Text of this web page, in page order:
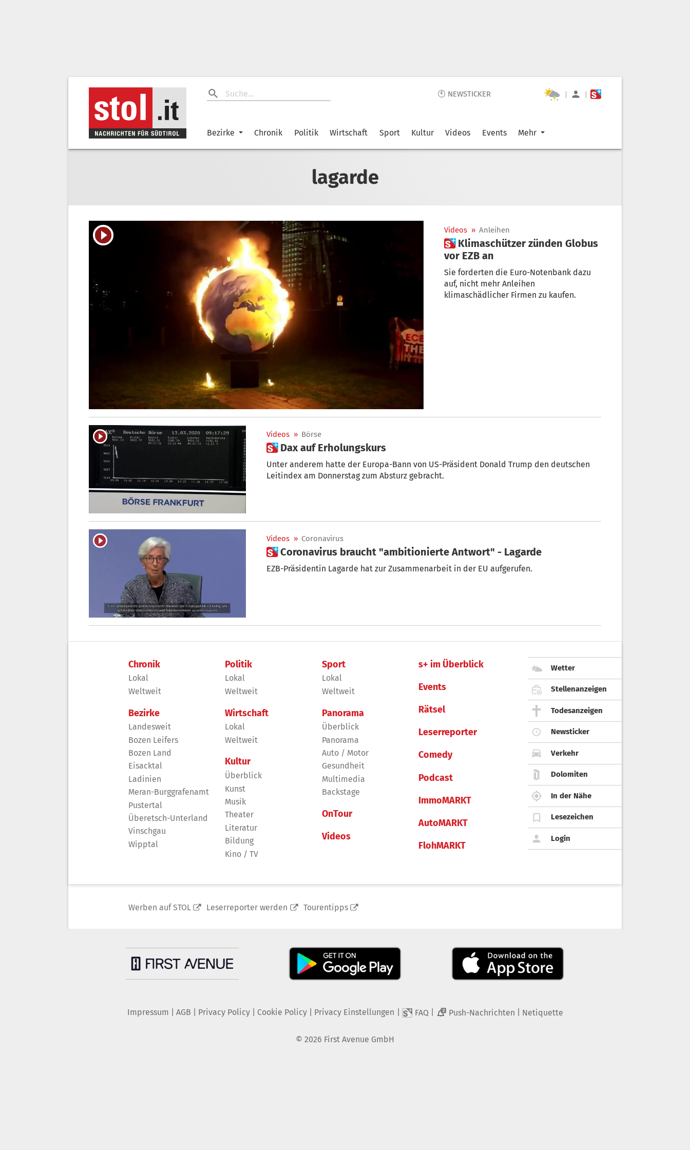
🕙 NEWSTICKER | |
Bezirke Chronik Politik Wirtschaft Sport Kultur Videos Events Mehr
lagarde
Videos » Anleihen
 Klimaschützer zünden Globus
vor EZB an
Sie forderten die Euro-Notenbank dazu
auf, nicht mehr Anleihen
klimaschädlicher Firmen zu kaufen.
Videos » Börse
 Dax auf Erholungskurs
Unter anderem hatte der Europa-Bann von US-Präsident Donald Trump den deutschen
Leitindex am Donnerstag zum Absturz gebracht.
Videos » Coronavirus
 Coronavirus braucht "ambitionierte Antwort" - Lagarde
EZB-Präsidentin Lagarde hat zur Zusammenarbeit in der EU aufgerufen.
Chronik
Lokal
Weltweit
Bezirke
Landesweit
Bozen Leifers
Bozen Land
Eisacktal
Ladinien
Meran-Burggrafenamt
Pustertal
Überetsch-Unterland
Vinschgau
Wipptal
Politik
Lokal
Weltweit
Wirtschaft
Lokal
Weltweit
Kultur
Überblick
Kunst
Musik
Theater
Literatur
Bildung
Kino / TV
Sport
Lokal
Weltweit
Panorama
Überblick
Panorama
Auto / Motor
Gesundheit
Multimedia
Backstage
OnTour
Videos
s+ im Überblick
Events
Rätsel
Leserreporter
Comedy
Podcast
ImmoMARKT
AutoMARKT
FlohMARKT
Wetter
Stellenanzeigen
Todesanzeigen
Newsticker
Verkehr
Dolomiten
In der Nähe
Lesezeichen
Login
Werben auf STOL Leserreporter werden Tourentipps
Impressum AGB Privacy Policy| Cookie Policy| Privacy Einstellungen FAQ 2 Push-Nachrichten Netiquette
© 2026 First Avenue GmbH